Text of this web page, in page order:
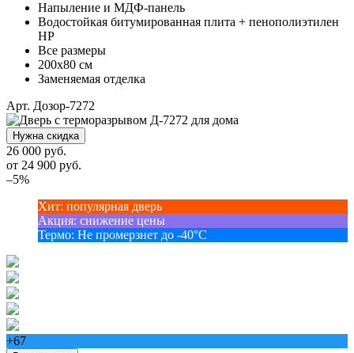
Напыление и МДФ-панель
Водостойкая битумированная плита + пенополиэтилен
НР
Все размеры
200х80 см
Заменяемая отделка
Арт. Дозор-7272
Нужна скидка
26 000 руб.
от 24 900 руб.
–5%
Хит: популярная дверь
Акция: снижение цены
Термо: Не промерзнет до -40°С
+67